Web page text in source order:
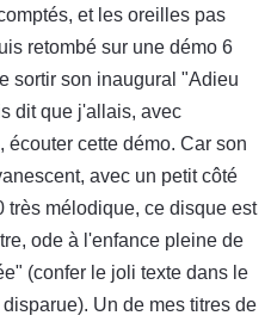
et les oreilles pas
retombé sur une démo 6
sortir son inaugural "Adieu
dit que j'allais, avec
cette démo. Car son
avec un petit côté
très mélodique, ce disque est
ode à l'enfance pleine de
(confer le joli texte dans le
Un de mes titres de